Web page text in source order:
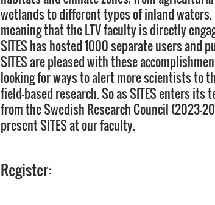
wetlands to different types of inland waters.
meaning that the LTV faculty is directly
SITES has hosted 1000 separate users and
SITES are pleased with these
looking for ways to alert more scientists to
field-based research. So as SITES enters
from the Swedish Research Council (2023-
present SITES at our faculty.
Register: